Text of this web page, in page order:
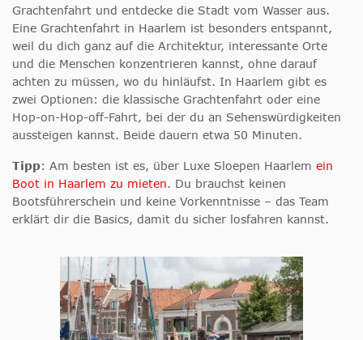
Grachtenfahrt und entdecke die Stadt vom Wasser aus.
Eine Grachtenfahrt in Haarlem ist besonders entspannt,
weil du dich ganz auf die Architektur, interessante Orte
und die Menschen konzentrieren kannst, ohne darauf
achten zu müssen, wo du hinläufst. In Haarlem gibt es
zwei Optionen: die klassische Grachtenfahrt oder eine
Hop-on-Hop-off-Fahrt, bei der du an Sehenswürdigkeiten
aussteigen kannst. Beide dauern etwa 50 Minuten.
Tipp: Am besten ist es, über Luxe Sloepen Haarlem ein
Boot in Haarlem zu mieten. Du brauchst keinen
Bootsführerschein und keine Vorkenntnisse – das Team
erklärt dir die Basics, damit du sicher losfahren kannst.